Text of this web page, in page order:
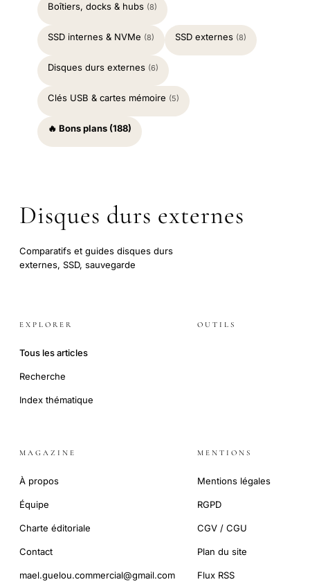
Boîtiers, docks & hubs (8)
SSD internes & NVMe (8) SSD externes (8)
Disques durs externes (6)
Clés USB & cartes mémoire (5)
🔥 Bons plans (188)
Disques durs externes
Comparatifs et guides disques durs
externes, SSD, sauvegarde
EXPLORER
Tous les articles
Recherche
Index thématique
OUTILS
MAGAZINE
À propos
Équipe
Charte éditoriale
Contact
mael.guelou.commercial@gmail.com
MENTIONS
Mentions légales
RGPD
CGV / CGU
Plan du site
Flux RSS